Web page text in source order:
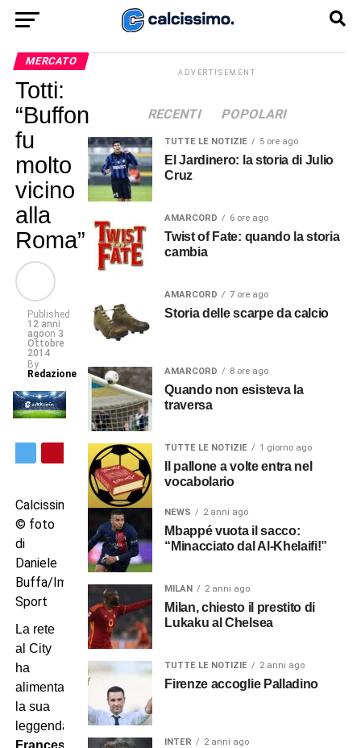
MERCATO
Totti:
“Buffon
fu
molto
vicino
alla
Roma”
Published
12 anni
agoon 3
Ottobre
2014
By
Redazione
Calcissimo.com
© foto
di
Daniele
Buffa/Image
Sport
La rete
al City
ha
alimentato
la sua
leggenda.
ADVERTISEMENT
RECENTI POPOLARI
TUTTE LE NOTIZIE 5 ore ago
El Jardinero: la storia di Julio
Cruz
AMARCORD 6 ore ago
Twist of Fate: quando la storia
cambia
AMARCORD 7 ore ago
Storia delle scarpe da calcio
AMARCORD 8 ore ago
Quando non esisteva la
traversa
TUTTE LE NOTIZIE 1 giorno ago
Il pallone a volte entra nel
vocabolario
NEWS 2 anni ago
Mbappé vuota il sacco:
“Minacciato dal Al-Khelaifi!”
MILAN 2 anni ago
Milan, chiesto il prestito di
Lukaku al Chelsea
TUTTE LE NOTIZIE 2 anni ago
Firenze accoglie Palladino
INTER 2 anni ago